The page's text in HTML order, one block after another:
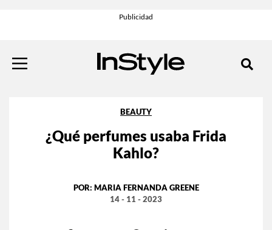
BEAUTY
¿Qué perfumes usaba Frida
Kahlo?
POR: MARIA FERNANDA GREENE
14 - 11 - 2023